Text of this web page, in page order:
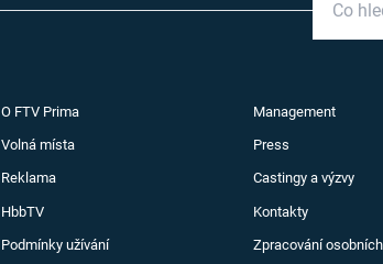
O FTV Prima Management
Volná místa Press
Reklama Castingy a výzvy
HbbTV Kontakty
Podmínky užívání Zpracování